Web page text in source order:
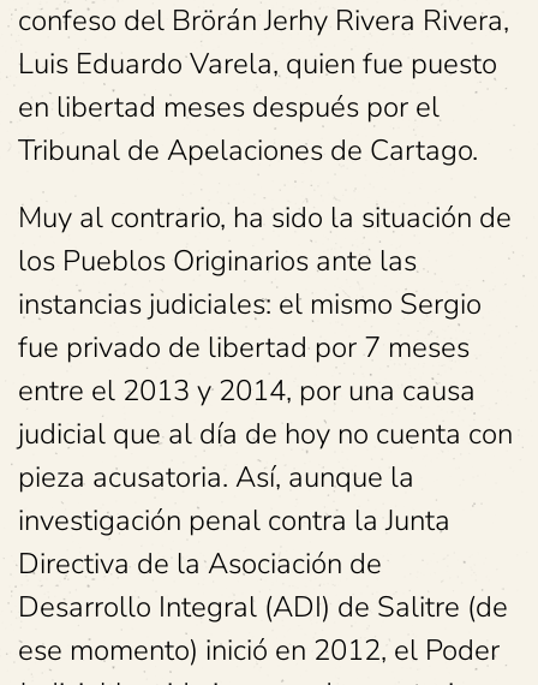
confeso del Brörán Jerhy Rivera Rivera,
Luis Eduardo Varela, quien fue puesto
en libertad meses después por el
Tribunal de Apelaciones de Cartago.
Muy al contrario, ha sido la situación de
los Pueblos Originarios ante las
instancias judiciales: el mismo Sergio
fue privado de libertad por 7 meses
entre el 2013 y 2014, por una causa
judicial que al día de hoy no cuenta con
pieza acusatoria. Así, aunque la
investigación penal contra la Junta
Directiva de la Asociación de
Desarrollo Integral (ADI) de Salitre (de
ese momento) inició en 2012, el Poder